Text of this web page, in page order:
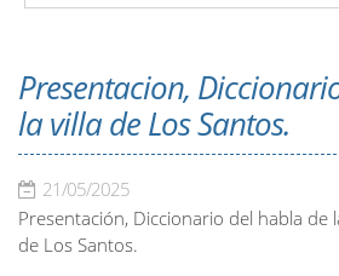
Presentacion,
la villa de Los Santos.
21/05/2025
Presentación, Diccionario del habla de
de Los Santos.